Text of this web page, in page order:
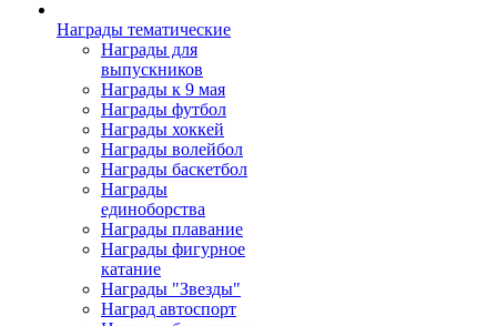
Награды тематические
Награды для
выпускников
Награды к 9 мая
Награды футбол
Награды хоккей
Награды волейбол
Награды баскетбол
Награды
единоборства
Награды плавание
Награды фигурное
катание
Награды "Звезды"
Наград автоспорт